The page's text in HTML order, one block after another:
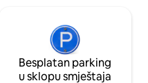
Besplatan parking
u sklopu smještaja